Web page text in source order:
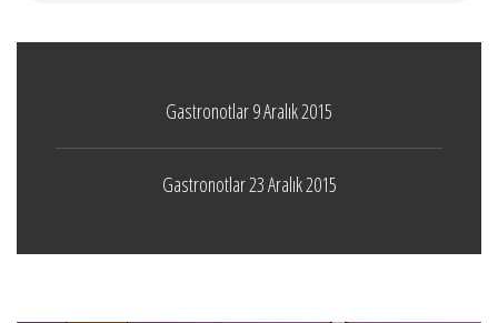
Gastronotlar 9 Aralık 2015
Gastronotlar 23 Aralık 2015